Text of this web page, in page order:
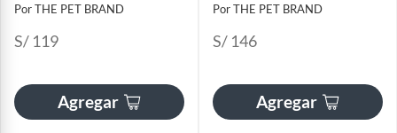
Por THE PET BRAND
S/ 119
Agregar
Por THE PET BRAND
S/ 146
Agregar